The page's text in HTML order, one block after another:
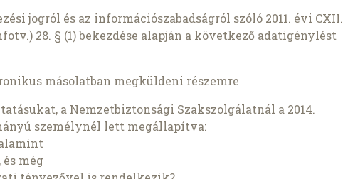
jogról és az információszabadságról szóló 2011. évi CXII.
28. § (1) bekezdése alapján a következő adatigénylést
másolatban megküldeni részemre
a Nemzetbiztonsági Szakszolgálatnál a 2014.
személynél lett megállapítva:
még